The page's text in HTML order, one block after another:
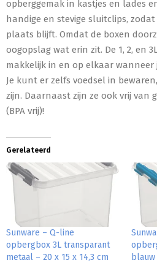
opberggemak in kastjes en lades
handige en stevige sluitclips,
plaats blijft. Omdat de boxen
oogopslag wat erin zit. De 1, 2, en
makkelijk in en op elkaar wanneer
Je kunt er zelfs voedsel in
zijn. Daarnaast zijn ze ook vrij van
(BPA vrij)!
Gerelateerd
Sunware – Q-line
opbergbox 3L transparant
metaal – 20 x 15 x 14,3 cm
blauw